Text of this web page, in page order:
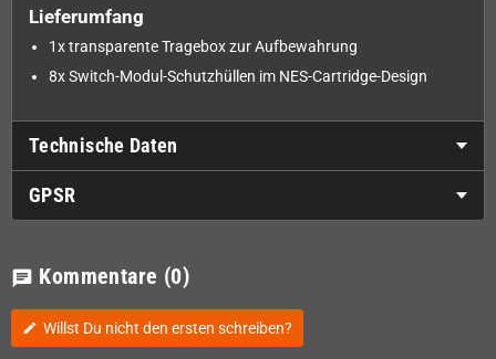
Lieferumfang
1x transparente Tragebox zur Aufbewahrung
8x Switch-Modul-Schutzhüllen im NES-Cartridge-Design
Technische Daten
GPSR
chat Kommentare (0)
edit Willst Du nicht den ersten schreiben?